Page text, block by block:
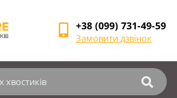
+38 (099) 731-49-59
Замовити дзвінок